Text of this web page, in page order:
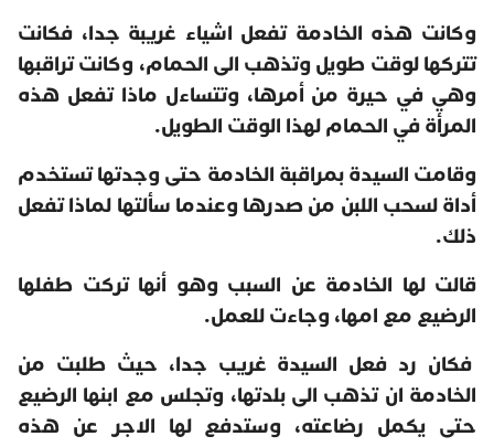
وكانت هذه الخادمة تفعل اشياء غريبة جدا، فكانت
تتركها لوقت طويل وتذهب الى الحمام، وكانت تراقبها
وهي في حيرة من أمرها، وتتساءل ماذا تفعل هذه
المرأة في الحمام لهذا الوقت الطويل.
وقامت السيدة بمراقبة الخادمة حتى وجدتها تستخدم
أداة لسحب اللبن من صدرها وعندما سألتها لماذا تفعل
ذلك.
قالت لها الخادمة عن السبب وهو أنها تركت طفلها
الرضيع مع امها، وجاءت للعمل.
فكان رد فعل السيدة غريب جدا، حيث طلبت من
الخادمة ان تذهب الى بلدتها، وتجلس مع ابنها الرضيع
حتى يكمل رضاعته، وستدفع لها الاجر عن هذه